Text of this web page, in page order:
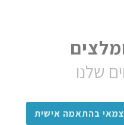
שלנו
בהתאמה אישית